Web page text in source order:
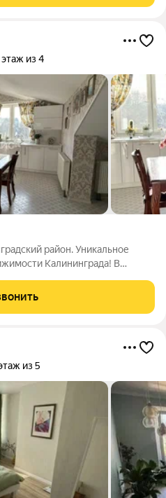
этаж из 4
район. Уникальное
Калининграда! В
красотами Макс
из 5